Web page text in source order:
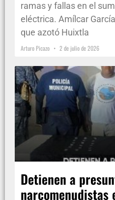
ramas y fallas en el
eléctrica. Amílcar
que azotó Huixtla
Arturo Picazo 2 de julio de 2026
Detienen a
narcomenudistas